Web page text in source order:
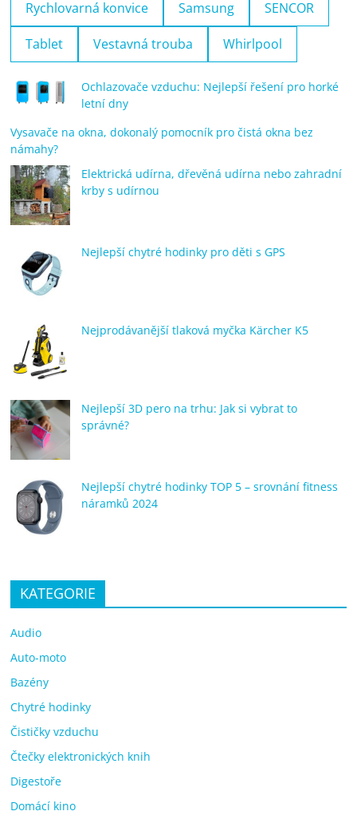
Rychlovarná konvice Samsung SENCOR
Tablet Vestavná trouba Whirlpool
Ochlazovače vzduchu: Nejlepší řešení pro horké
letní dny
Vysavače na okna, dokonalý pomocník pro čistá okna bez
námahy?
Elektrická udírna, dřevěná udírna nebo zahradní
krby s udírnou
Nejlepší chytré hodinky pro děti s GPS
Nejprodávanější tlaková myčka Kärcher K5
Nejlepší 3D pero na trhu: Jak si vybrat to
správné?
Nejlepší chytré hodinky TOP 5 – srovnání fitness
náramků 2024
KATEGORIE
Audio
Auto-moto
Bazény
Chytré hodinky
Čističky vzduchu
Čtečky elektronických knih
Digestoře
Domácí kino